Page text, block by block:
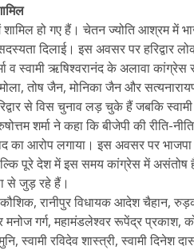
हो गए हैं। चेतन ज्योति आश्रम में
दिलाई। इस अवसर पर हरिद्वार
व स्वामी ऋषिश्वरानंद के अलावा कांग्रेस
तोष जैन, मोनिका जैन और
से विस चुनाव लड़ चुके हैं जबकि
शर्मा ने कहा कि बीजेपी की रीति-
का आरोप लगाया। इस अवसर पर
पूरे देश में इस समय कांग्रेस में असंतोष
से जुड़ रहे हैं।
रानीपुर विधायक आदेश चैहान,
मनोज गर्ग, महामंडलेश्वर रूपेंद्र प्रकाश,
स्वामी रविदेव शास्त्री, स्वामी